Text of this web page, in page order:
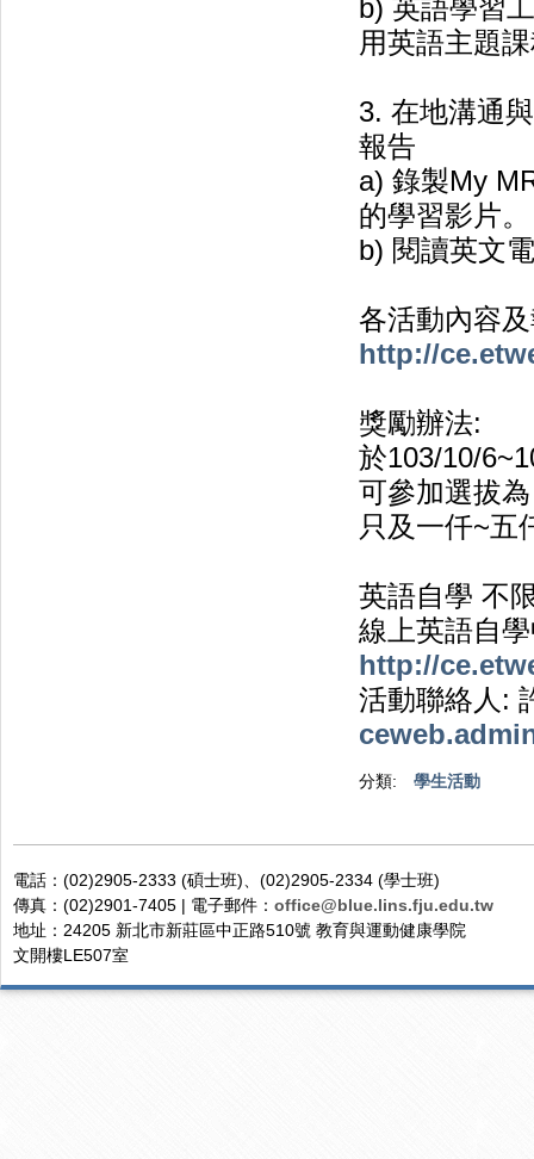
b) 英語學習
用英語主題
3. 在地溝通
報告
a) 錄製My
的學習影片。
b) 閱讀英文
各活動內容
http://
獎勵辦法:
於103/10/
可參加選拔
只及一仟~五
英語自學 不
線上英語自
http://
活動聯絡人:
分類: 學生活動
電話：(02)2905-2333 (碩士班)、(02)2905-2334 (學士班)
傳真：(02)2901-7405 | 電子郵件： office@blue.lins.fju.edu.tw
地址：24205 新北市新莊區中正路510號 教育與運動健康學院
文開樓LE507室